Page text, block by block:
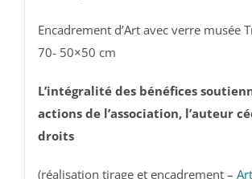
Encadrement d’Art avec verre musée
70- 50×50 cm
L’intégralité des bénéfices
actions de l’association, l’auteur
droits
(réalisation tirage et encadrement –